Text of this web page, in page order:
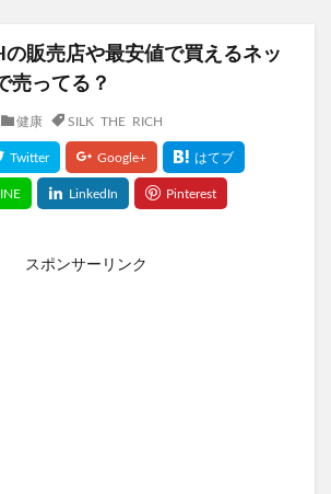
の販売店や最安値で買えるネッ
売ってる？
健康 SILK THE RICH
スポンサーリンク